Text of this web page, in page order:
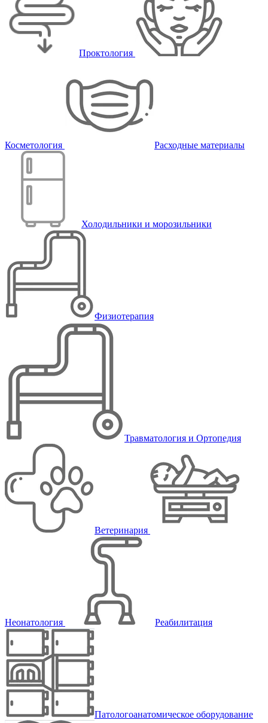
Проктология
Косметология Расходные материалы
Холодильники и морозильники
Физиотерапия
Травматология и Ортопедия
Ветеринария
Неонатология Реабилитация
Патологоанатомическое оборудование